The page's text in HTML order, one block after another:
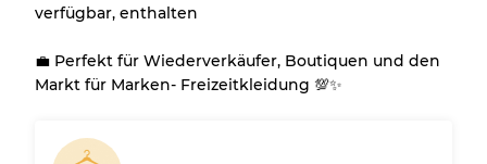
verfügbar, enthalten
💼 Perfekt für Wiederverkäufer, Boutiquen und den
Markt für Marken- Freizeitkleidung 💯✨